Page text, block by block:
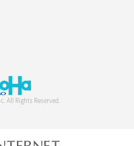
All Rights Reserved.